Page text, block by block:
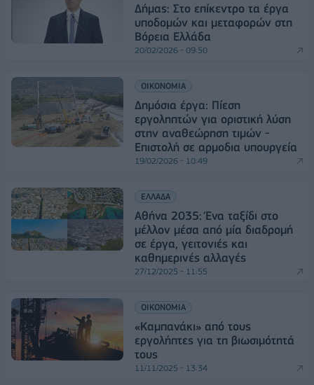
Δήμας: Στο επίκεντρο τα έργα
υποδομών και μεταφορών στη
Βόρεια Ελλάδα
20/02/2026 - 09:50
ΟΙΚΟΝΟΜΙΑ
Δημόσια έργα: Πίεση
εργοληπτών για οριστική λύση
στην αναθεώρηση τιμών -
Επιστολή σε αρμοδια υπουργεία
19/02/2026 - 10:49
ΕΛΛΑΔΑ
Αθήνα 2035: Ένα ταξίδι στο
μέλλον μέσα από μία διαδρομή
σε έργα, γειτονιές και
καθημερινές αλλαγές
27/12/2025 - 11:55
ΟΙΚΟΝΟΜΙΑ
«Καμπανάκι» από τους
εργολήπτες για τη βιωσιμότητά
τους
11/11/2025 - 13:34